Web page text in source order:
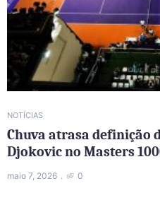
NOTÍCIAS
Chuva atrasa definição
Djokovic no Masters
maio 7, 2026 0